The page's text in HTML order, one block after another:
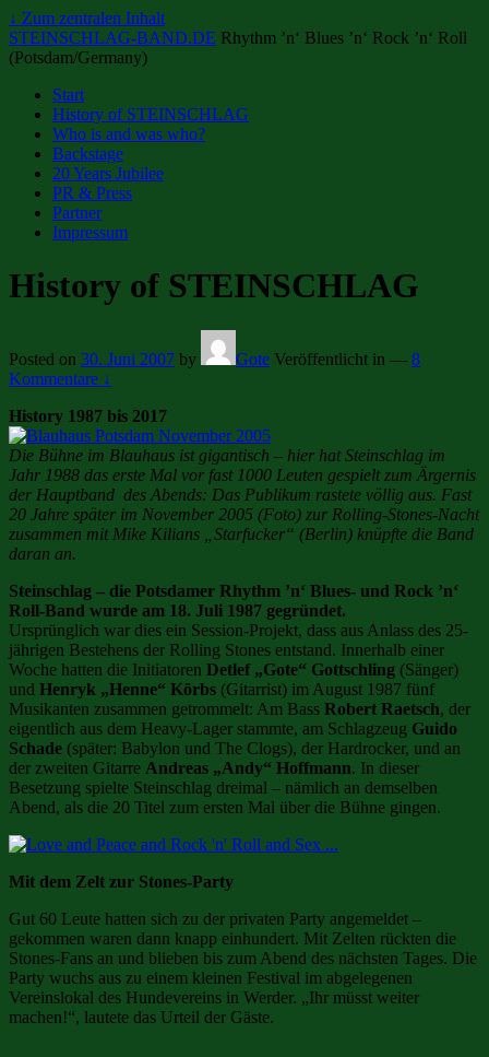
↓ Zum zentralen Inhalt
STEINSCHLAG-BAND.DE Rhythm ’n‘ Blues ’n‘ Rock ’n‘ Roll
(Potsdam/Germany)
Start
History of STEINSCHLAG
Who is and was who?
Backstage
20 Years Jubilee
PR & Press
Partner
Impressum
History of STEINSCHLAG
Posted on 30. Juni 2007 by Gote Veröffentlicht in — 8
Kommentare ↓
History 1987 bis 2017
Die Bühne im Blauhaus ist gigantisch – hier hat Steinschlag im
Jahr 1988 das erste Mal vor fast 1000 Leuten gespielt zum Ärgernis
der Hauptband des Abends: Das Publikum rastete völlig aus. Fast
20 Jahre später im November 2005 (Foto) zur Rolling-Stones-Nacht
zusammen mit Mike Kilians „Starfucker“ (Berlin) knüpfte die Band
daran an.
Steinschlag – die Potsdamer Rhythm ’n‘ Blues- und Rock ’n‘
Roll-Band wurde am 18. Juli 1987 gegründet.
Ursprünglich war dies ein Session-Projekt, dass aus Anlass des 25-
jährigen Bestehens der Rolling Stones entstand. Innerhalb einer
Woche hatten die Initiatoren Detlef „Gote“ Gottschling (Sänger)
und Henryk „Henne“ Körbs (Gitarrist) im August 1987 fünf
Musikanten zusammen getrommelt: Am Bass Robert Raetsch, der
eigentlich aus dem Heavy-Lager stammte, am Schlagzeug Guido
Schade (später: Babylon und The Clogs), der Hardrocker, und an
der zweiten Gitarre Andreas „Andy“ Hoffmann. In dieser
Besetzung spielte Steinschlag dreimal – nämlich an demselben
Abend, als die 20 Titel zum ersten Mal über die Bühne gingen.
Mit dem Zelt zur Stones-Party
Gut 60 Leute hatten sich zu der privaten Party angemeldet –
gekommen waren dann knapp einhundert. Mit Zelten rückten die
Stones-Fans an und blieben bis zum Abend des nächsten Tages. Die
Party wuchs aus zu einem kleinen Festival im abgelegenen
Vereinslokal des Hundevereins in Werder. „Ihr müsst weiter
machen!“, lautete das Urteil der Gäste.